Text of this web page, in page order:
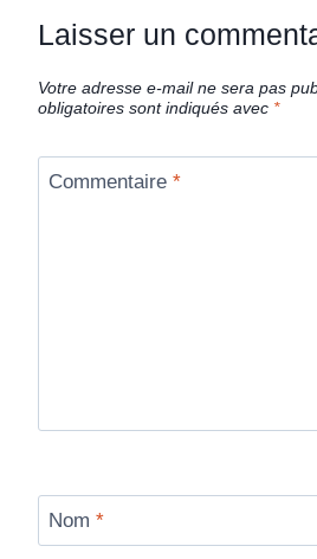
Laisser un
Votre adresse e-mail ne sera pas
obligatoires sont indiqués avec *
Commentaire *
Nom *